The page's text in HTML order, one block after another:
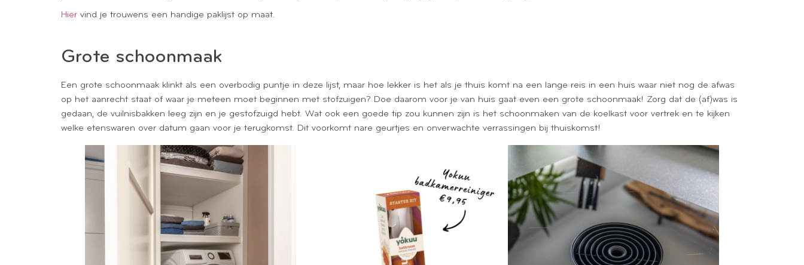
Hier vind je trouwens een handige paklijst op maat.
Grote schoonmaak
Een grote schoonmaak klinkt als een overbodig puntje in deze lijst, maar hoe lekker is het als je thuis komt na een lange reis in een huis waar niet nog de afwas
op het aanrecht staat of waar je meteen moet beginnen met stofzuigen? Doe daarom voor je van huis gaat even een grote schoonmaak! Zorg dat de (af)was is
gedaan, de vuilnisbakken leeg zijn en je gestofzuigd hebt. Wat ook een goede tip zou kunnen zijn is het schoonmaken van de koelkast voor vertrek en te kijken
welke etenswaren over datum gaan voor je terugkomst. Dit voorkomt nare geurtjes en onverwachte verrassingen bij thuiskomst!